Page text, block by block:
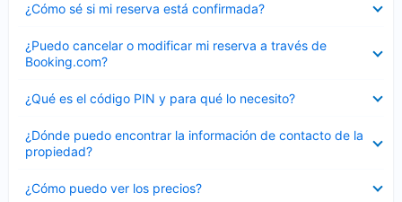
¿Cómo sé si mi reserva está confirmada?
cerrado
¿Puedo cancelar o modificar mi reserva a través de
Booking.com?
cerrado
¿Qué es el código PIN y para qué lo necesito?
cerrado
¿Dónde puedo encontrar la información de contacto de la
propiedad?
cerrado
¿Cómo puedo ver los precios?
cerrado